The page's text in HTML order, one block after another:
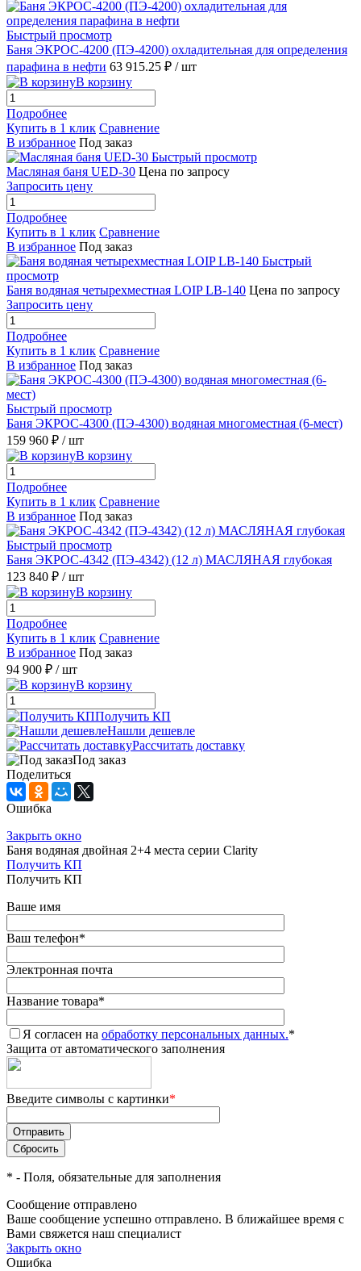
Быстрый просмотр
Баня ЭКРОС-4200 (ПЭ-4200) охладительная для определения
парафина в нефти 63 915.25 ₽ / шт
В корзину
Подробнее
Купить в 1 клик Сравнение
В избранное Под заказ
Быстрый просмотр
Масляная баня UED-30 Цена по запросу
Запросить цену
Подробнее
Купить в 1 клик Сравнение
В избранное Под заказ
Быстрый
просмотр
Баня водяная четырехместная LOIP LB-140 Цена по запросу
Запросить цену
Подробнее
Купить в 1 клик Сравнение
В избранное Под заказ
Быстрый просмотр
Баня ЭКРОС-4300 (ПЭ-4300) водяная многоместная (6-мест)
159 960 ₽ / шт
В корзину
Подробнее
Купить в 1 клик Сравнение
В избранное Под заказ
Быстрый просмотр
Баня ЭКРОС-4342 (ПЭ-4342) (12 л) МАСЛЯНАЯ глубокая
123 840 ₽ / шт
В корзину
Подробнее
Купить в 1 клик Сравнение
В избранное Под заказ
94 900 ₽ / шт
В корзину
Получить КП
Нашли дешевле
Рассчитать доставку
Под заказ
Поделиться
Ошибка
Закрыть окно
Баня водяная двойная 2+4 места серии Clarity
Получить КП
Получить КП
Ваше имя
Ваш телефон*
Электронная почта
Название товара*
Я согласен на обработку персональных данных.*
Защита от автоматического заполнения
Введите символы с картинки*
* - Поля, обязательные для заполнения
Сообщение отправлено
Ваше сообщение успешно отправлено. В ближайшее время с
Вами свяжется наш специалист
Закрыть окно
Ошибка